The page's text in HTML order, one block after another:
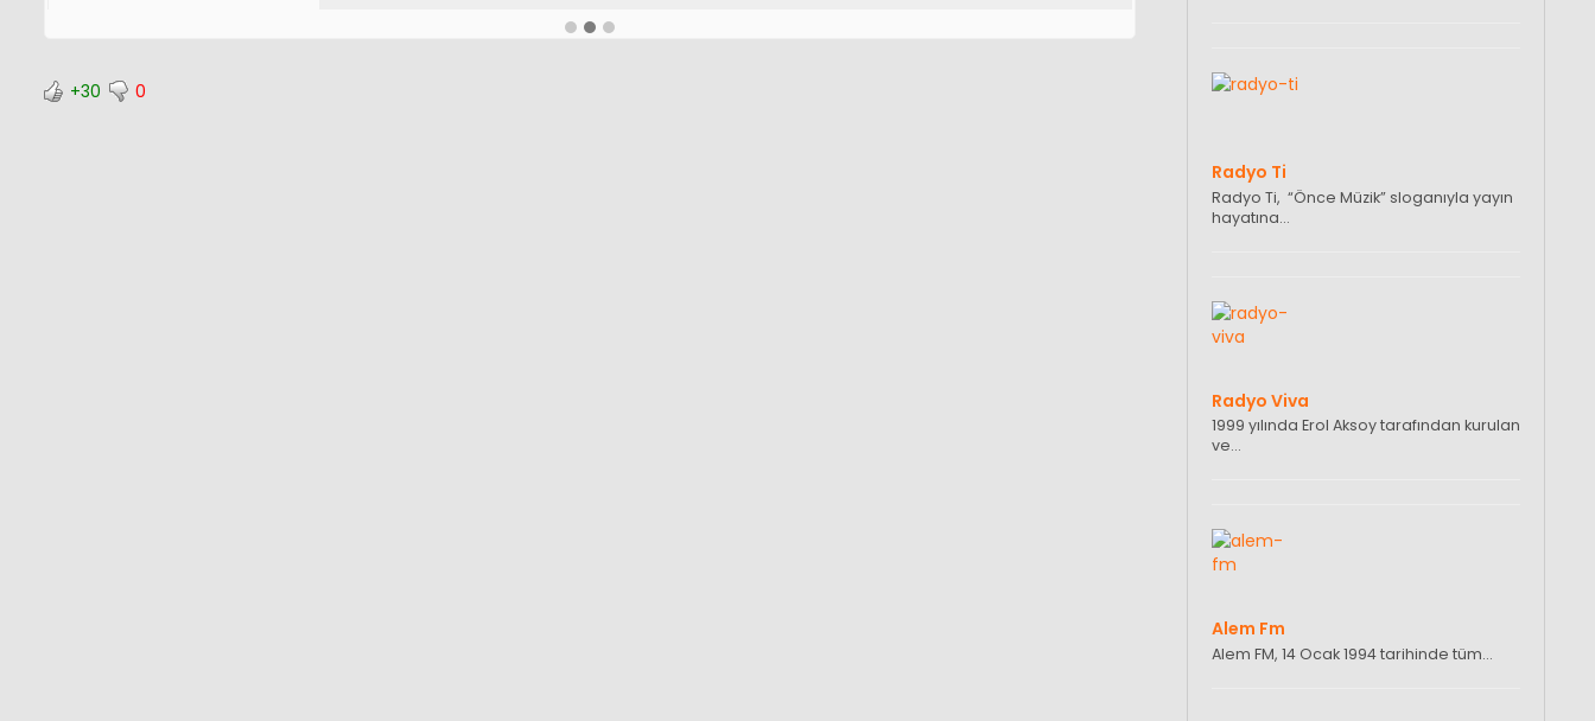
+30 0
Radyo Ti
Radyo Ti, “Önce Müzik” sloganıyla yayın
hayatına…
Radyo Viva
1999 yılında Erol Aksoy tarafından kurulan
ve…
Alem Fm
Alem FM, 14 Ocak 1994 tarihinde tüm…